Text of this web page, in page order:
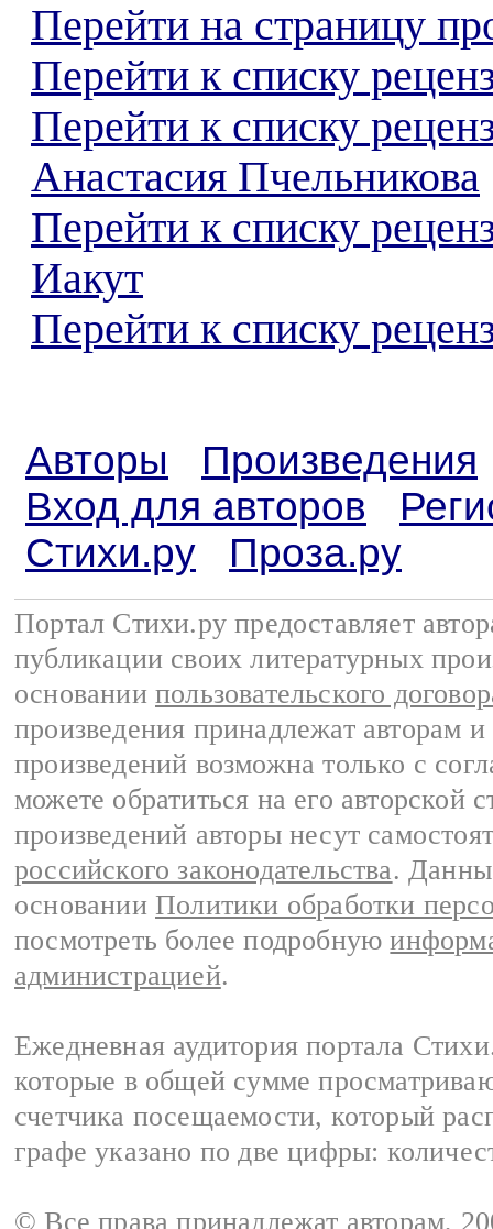
Перейти на страницу
Перейти к списку
Перейти к списку
Анастасия Пчельникова
Перейти к списку
Иакут
Перейти к списку
Авторы
Произведения
Вход для авторов
Стихи.ру
Проза.ру
Портал Стихи.ру предоставляет
публикации своих литературных
основании пользовательского
произведения принадлежат авторам
произведений возможна только с
можете обратиться на его авторской
произведений авторы несут
российского законодательства.
основании Политики обработки
посмотреть более подробную
администрацией.
Ежедневная аудитория портала
которые в общей сумме
счетчика посещаемости, который
графе указано по две цифры:
© Все права принадлежат авторам,